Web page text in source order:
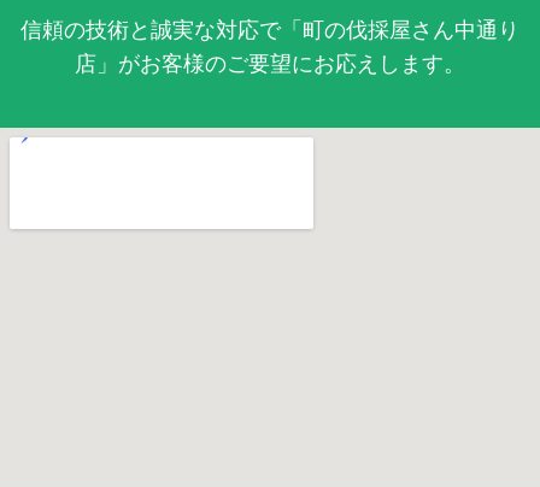
信頼の技術と誠実な対応で「町の伐採屋さん中通り
店」がお客様のご要望にお応えします。